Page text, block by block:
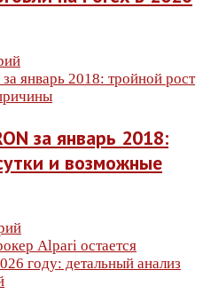
за январь 2018:
и возможные